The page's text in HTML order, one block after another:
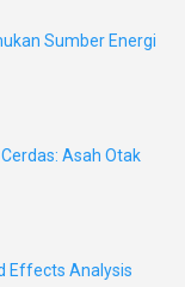
Sumber Energi
Asah Otak
Effects Analysis